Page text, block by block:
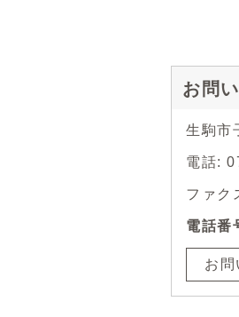
お問
生駒市
電話:
ファク
電話番
お問